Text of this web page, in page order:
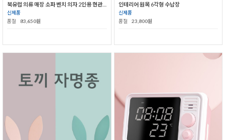
신제품
품절
83,650원
인테리어 원목 6각형 수납장
신제품
품절
23,800원